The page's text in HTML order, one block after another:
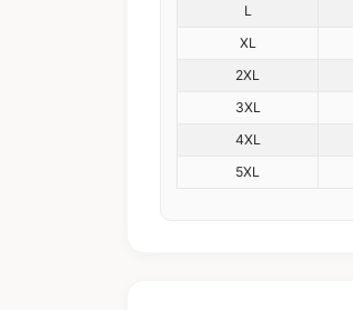
L
XL
2XL
3XL
4XL
5XL